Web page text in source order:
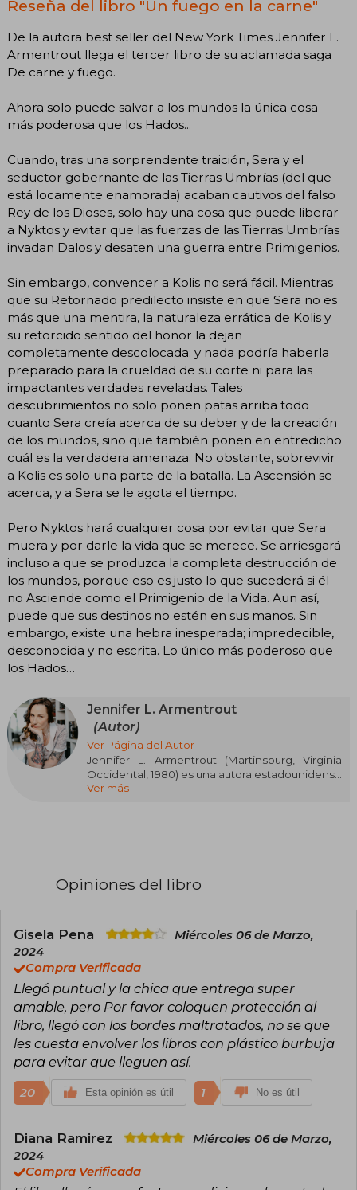
Reseña del libro "Un fuego en la carne"
De la autora best seller del New York Times Jennifer L.
Armentrout llega el tercer libro de su aclamada saga
De carne y fuego.
Ahora solo puede salvar a los mundos la única cosa
más poderosa que los Hados...
Cuando, tras una sorprendente traición, Sera y el
seductor gobernante de las Tierras Umbrías (del que
está locamente enamorada) acaban cautivos del falso
Rey de los Dioses, solo hay una cosa que puede liberar
a Nyktos y evitar que las fuerzas de las Tierras Umbrías
invadan Dalos y desaten una guerra entre Primigenios.
Sin embargo, convencer a Kolis no será fácil. Mientras
que su Retornado predilecto insiste en que Sera no es
más que una mentira, la naturaleza errática de Kolis y
su retorcido sentido del honor la dejan
completamente descolocada; y nada podría haberla
preparado para la crueldad de su corte ni para las
impactantes verdades reveladas. Tales
descubrimientos no solo ponen patas arriba todo
cuanto Sera creía acerca de su deber y de la creación
de los mundos, sino que también ponen en entredicho
cuál es la verdadera amenaza. No obstante, sobrevivir
a Kolis es solo una parte de la batalla. La Ascensión se
acerca, y a Sera se le agota el tiempo.
Pero Nyktos hará cualquier cosa por evitar que Sera
muera y por darle la vida que se merece. Se arriesgará
incluso a que se produzca la completa destrucción de
los mundos, porque eso es justo lo que sucederá si él
no Asciende como el Primigenio de la Vida. Aun así,
puede que sus destinos no estén en sus manos. Sin
embargo, existe una hebra inesperada; impredecible,
desconocida y no escrita. Lo único más poderoso que
los Hados…
Jennifer L. Armentrout
(Autor)
Ver Página del Autor
Jennifer L. Armentrout (Martinsburg, Virginia
Occidental, 1980) es una autora estadounidense
superventas, especializada en fantasía
Times.
sobrenaturales, ha explorado con éxito otros
novela adulta, esta última bajo el seudónimo J.
Lynn. Entre sus obras más celebradas destacan
las sagas Elementos Oscuros, Cazadora de
Hadas y Frigid, además de novelas
autoconclusivas como Cursed o Nunca digas
siempre. Con múltiples premios y millones de
ejemplares vendidos, Armentrout sigue
dominando las listas de más vendidos con cada
Ver más
Opiniones del libro
Gisela Peña
Miércoles 06 de Marzo,
2024
Compra Verificada
Llegó puntual y la chica que entrega super
amable, pero Por favor coloquen protección al
libro, llegó con los bordes maltratados, no se que
les cuesta envolver los libros con plástico burbuja
para evitar que lleguen así.
20 Esta opinión es útil 1 No es útil
Diana Ramirez
Miércoles 06 de Marzo,
2024
Compra Verificada